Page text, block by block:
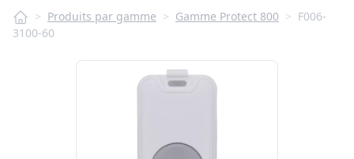
> Produits par gamme > Gamme Protect 800 > F006-
3100-60